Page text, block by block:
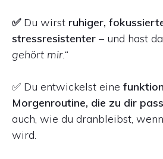
✅ Du wirst ruhiger,
stressresistenter – und hast
gehört mir.“
✅ Du entwickelst eine
Morgenroutine, die zu dir
auch, wie du dranbleibst,
wird.